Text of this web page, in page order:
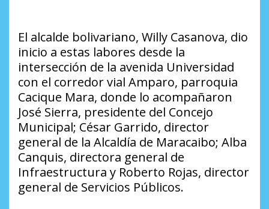
El alcalde bolivariano, Willy Casanova, dio
inicio a estas labores desde la
intersección de la avenida Universidad
con el corredor vial Amparo, parroquia
Cacique Mara, donde lo acompañaron
José Sierra, presidente del Concejo
Municipal; César Garrido, director
general de la Alcaldía de Maracaibo; Alba
Canquis, directora general de
Infraestructura y Roberto Rojas, director
general de Servicios Públicos.